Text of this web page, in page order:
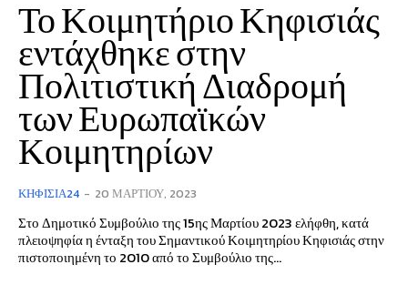
Το Κοιμητήριο Κηφισιάς
εντάχθηκε στην
Πολιτιστική Διαδρομή
των Ευρωπαϊκών
Κοιμητηρίων
ΚΗΦΙΣΙΆ24 - 20 ΜΑΡΤΊΟΥ, 2023
Στο Δημοτικό Συμβούλιο της 15ης Μαρτίου 2023 ελήφθη, κατά
πλειοψηφία η ένταξη του Σημαντικού Κοιμητηρίου Κηφισιάς στην
πιστοποιημένη το 2010 από το Συμβούλιο της...